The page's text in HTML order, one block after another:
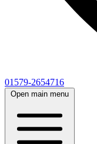
01579-2654716
Open main menu